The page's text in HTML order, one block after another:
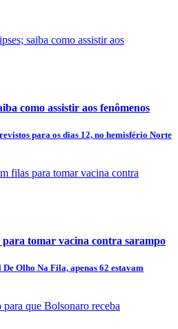
como assistir aos fenômenos
para os dias 12, no hemisfério Norte
tomar vacina contra sarampo
Olho Na Fila, apenas 62 estavam